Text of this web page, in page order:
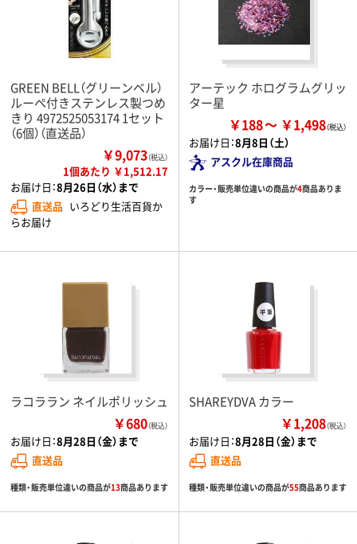
GREEN BELL（グリーンベル）
ルーペ付きステンレス製つめ
きり 4972525053174 1セット
（6個）（直送品）
￥9,073（税込）
1個あたり ￥1,512.17
お届け日：8月26日（水）まで
直送品 いろどり生活百貨か
らお届け
アーテック ホログラムグリッ
ター星
￥188 ￥1,498
お届け日：8月8日（土）
アスクル在庫商品
カラー・販売単位違いの商品が4商品ありま
す
ラコララン ネイルポリッシュ
￥680（税込）
お届け日：8月28日（金）まで
直送品
種類・販売単位違いの商品が13商品あります
SHAREYDVA カラー
￥1,208（税込）
お届け日：8月28日（金）まで
直送品
種類・販売単位違いの商品が55商品あります